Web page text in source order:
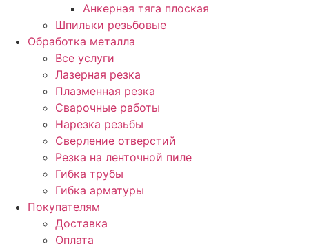
Анкерная тяга плоская
Шпильки резьбовые
Обработка металла
Все услуги
Лазерная резка
Плазменная резка
Сварочные работы
Нарезка резьбы
Сверление отверстий
Резка на ленточной пиле
Гибка трубы
Гибка арматуры
Покупателям
Доставка
Оплата